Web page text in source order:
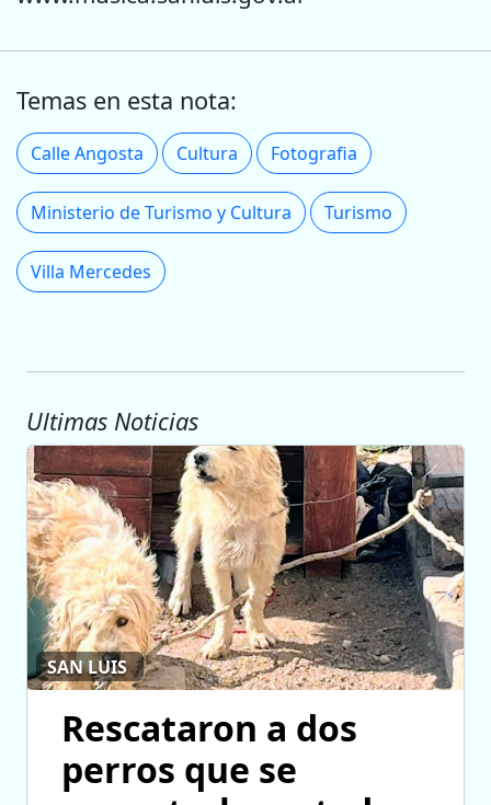
Temas en esta nota:
Calle Angosta Cultura Fotografia
Ministerio de Turismo y Cultura Turismo
Villa Mercedes
Ultimas Noticias
SAN LUIS
Rescataron a dos
perros que se